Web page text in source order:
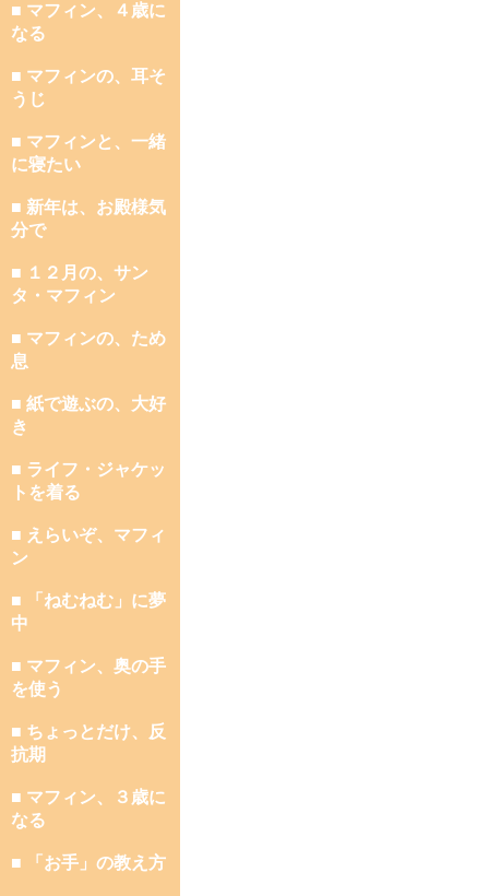
■ マフィン、４歳に
なる
■ マフィンの、耳そ
うじ
■ マフィンと、一緒
に寝たい
■ 新年は、お殿様気
分で
■ １２月の、サン
タ・マフィン
■ マフィンの、ため
息
■ 紙で遊ぶの、大好
き
■ ライフ・ジャケッ
トを着る
■ えらいぞ、マフィ
ン
■ 「ねむねむ」に夢
中
■ マフィン、奥の手
を使う
■ ちょっとだけ、反
抗期
■ マフィン、３歳に
なる
■ 「お手」の教え方